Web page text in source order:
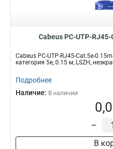
Cabeus PC-UTP-
Cabeus PC-UTP-RJ45-Cat.5e-
категория 5e, 0.15 м, LSZH,
Подробнее
Наличие: В наличии
–
В